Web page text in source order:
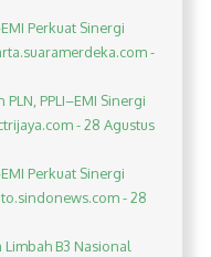
Perkuat Sinergi
-
PPLI–EMI Sinergi
- 28 Agustus
Perkuat Sinergi
- 28
Limbah B3 Nasional